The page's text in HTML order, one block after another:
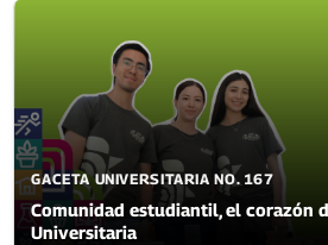
GACETA UNIVERSITARIA NO. 167
Comunidad estudiantil, el corazón
Universitaria